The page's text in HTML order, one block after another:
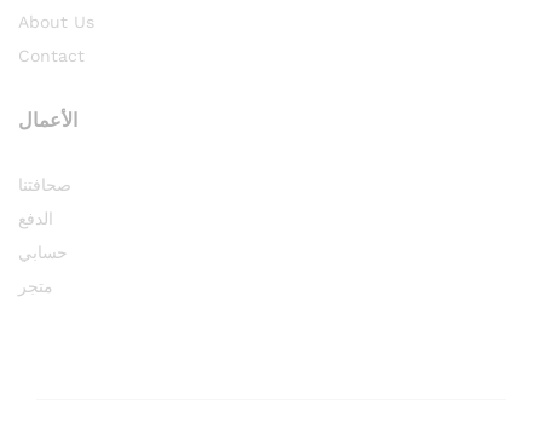
About Us
Contact
الأعمال
صحافتنا
الدفع
حسابي
متجر